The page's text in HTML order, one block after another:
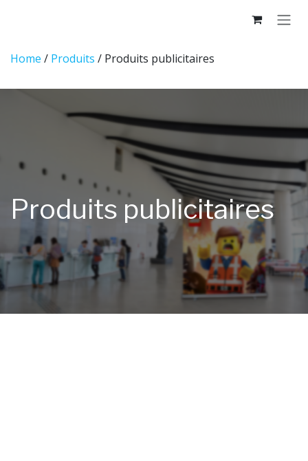
Home / Produits / Produits publicitaires
Produits publicitaires